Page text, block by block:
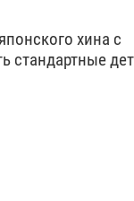
хина с
стандартные